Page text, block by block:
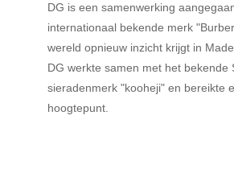
DG is een samenwerking
internationaal bekende merk
wereld opnieuw inzicht krijgt in Made
DG werkte samen met het bekende
sieradenmerk "kooheji" en bereikte
hoogtepunt.